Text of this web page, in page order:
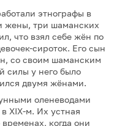
этнографы в
жены, три шаманских
что взял себе жён по
сироток. Его сын
со своим шаманским
силы у него было
двумя жёнами.
оленеводами
XIX-м. Их устная
когда они